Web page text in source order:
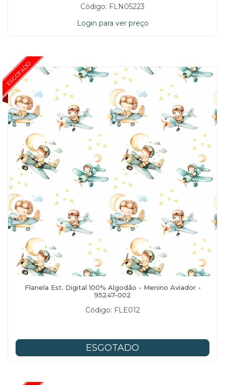
Código: FLN05223
Login para ver preço
ESGOTADO
Flanela Est. Digital 100% Algodão - Menino Aviador -
95247-002
Código: FLE012
ESGOTADO